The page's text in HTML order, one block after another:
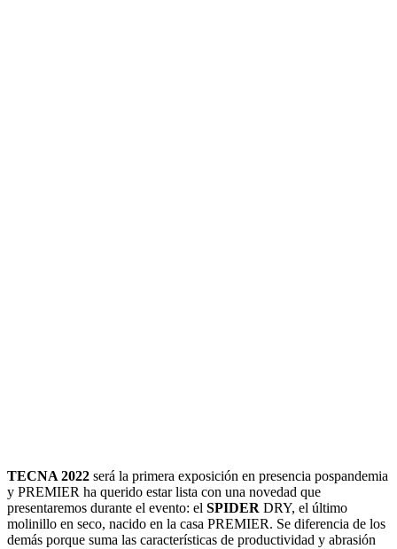
TECNA 2022 será la primera exposición en presencia pospandemia
y PREMIER ha querido estar lista con una novedad que
presentaremos durante el evento: el SPIDER DRY, el último
molinillo en seco, nacido en la casa PREMIER. Se diferencia de los
demás porque suma las características de productividad y abrasión